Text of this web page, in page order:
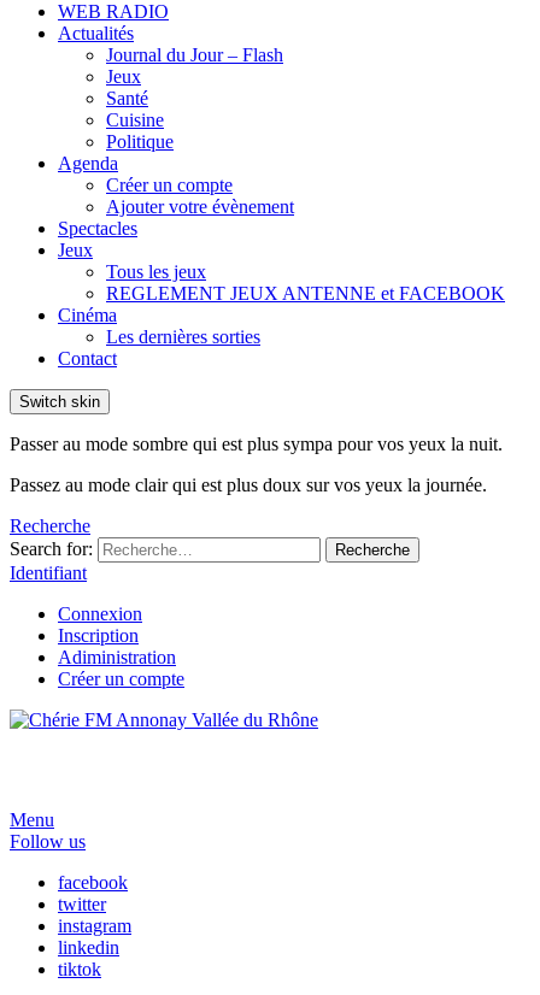
WEB RADIO
Actualités
Journal du Jour – Flash
Jeux
Santé
Cuisine
Politique
Agenda
Créer un compte
Ajouter votre évènement
Spectacles
Jeux
Tous les jeux
REGLEMENT JEUX ANTENNE et FACEBOOK
Cinéma
Les dernières sorties
Contact
Switch skin
Passer au mode sombre qui est plus sympa pour vos yeux la nuit.
Passez au mode clair qui est plus doux sur vos yeux la journée.
Recherche
Search for:
Recherche
Identifiant
Connexion
Inscription
Adiministration
Créer un compte
Menu
Follow us
facebook
twitter
instagram
linkedin
tiktok